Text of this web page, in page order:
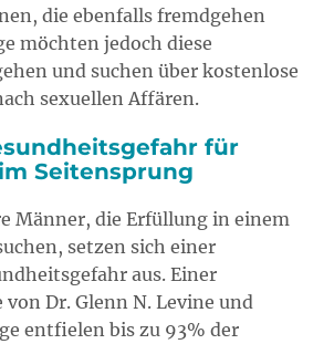
die ebenfalls fremdgehen
möchten jedoch diese
und suchen über kostenlose
sexuellen Affären.
für
Seitensprung
Männer, die Erfüllung in einem
setzen sich einer
aus. Einer
Dr. Glenn N. Levine und
entfielen bis zu 93% der